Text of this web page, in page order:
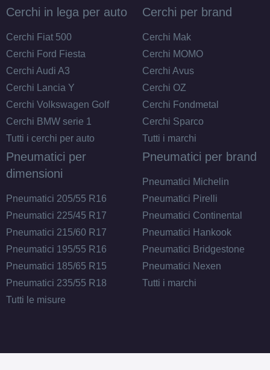
Cerchi in lega per auto
Cerchi Fiat 500
Cerchi Ford Fiesta
Cerchi Audi A3
Cerchi Lancia Y
Cerchi Volkswagen Golf
Cerchi BMW serie 1
Tutti i cerchi per auto
Cerchi per brand
Cerchi Mak
Cerchi MOMO
Cerchi Avus
Cerchi OZ
Cerchi Fondmetal
Cerchi Sparco
Tutti i marchi
Pneumatici per
dimensioni
Pneumatici 205/55 R16
Pneumatici 225/45 R17
Pneumatici 215/60 R17
Pneumatici 195/55 R16
Pneumatici 185/65 R15
Pneumatici 235/55 R18
Tutti le misure
Pneumatici per brand
Pneumatici Michelin
Pneumatici Pirelli
Pneumatici Continental
Pneumatici Hankook
Pneumatici Bridgestone
Pneumatici Nexen
Tutti i marchi